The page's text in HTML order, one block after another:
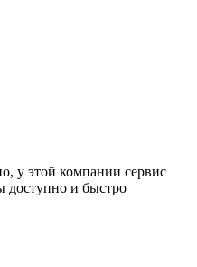
у этой компании сервис
доступно и быстро